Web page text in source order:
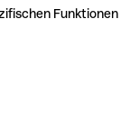
Funktionen